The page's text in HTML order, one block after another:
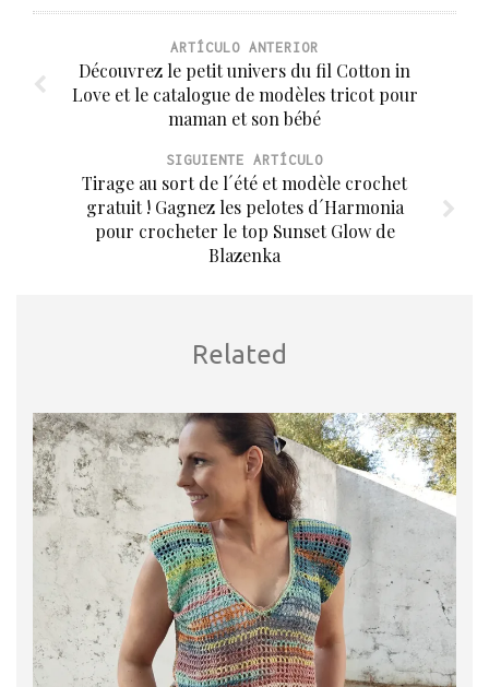
ARTÍCULO ANTERIOR
Découvrez le petit univers du fil Cotton in
Love et le catalogue de modèles tricot pour
maman et son bébé
SIGUIENTE ARTÍCULO
Tirage au sort de l´été et modèle crochet
gratuit ! Gagnez les pelotes d´Harmonia
pour crocheter le top Sunset Glow de
Blazenka
Related